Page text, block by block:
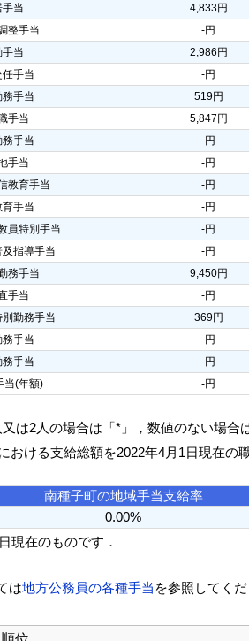
手当
4,833円
整手当
-円
手当
2,986円
手当
-円
手当
519円
手当
5,847円
手当
-円
手当
-円
教育手当
-円
育手当
-円
員特別手当
-円
指導手当
-円
務手当
9,450円
手当
-円
勤務手当
369円
手当
-円
手当
-円
当(年額)
-円
は2人の場合は「*」，数値のない場合
おける支給総額を2022年4月1日現在の
南種子町の地域手当支給率
0.00%
現在のものです．
は地方公務員の各種手当 を参照してく